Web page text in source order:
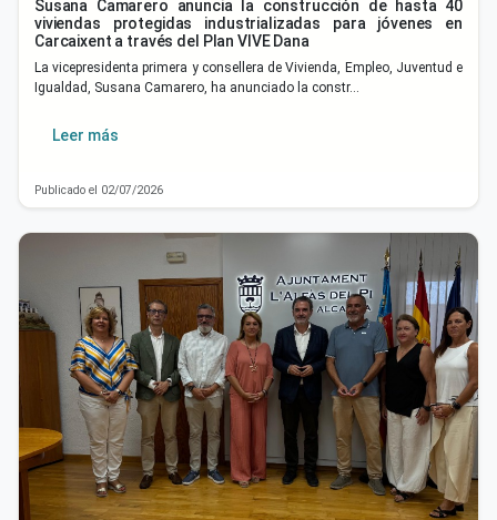
Susana Camarero anuncia la construcción de hasta 40
viviendas protegidas industrializadas para jóvenes en
Carcaixent a través del Plan VIVE Dana
La vicepresidenta primera y consellera de Vivienda, Empleo, Juventud e
Igualdad, Susana Camarero, ha anunciado la constr…
Leer más
Publicado el 02/07/2026